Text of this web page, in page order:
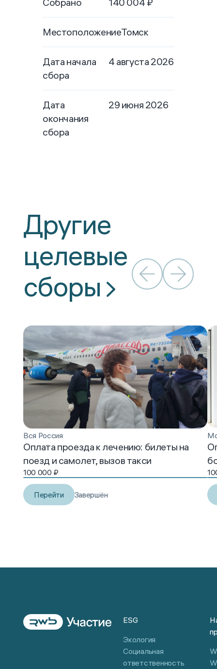
МестоположениеТомск
Дата начала
сбора
4 августа 2026
Дата
окончания
сбора
29 июня 2026
Другие
целевые
сборы
Вся Россия
Оплата проезда к лечению: билеты на
поезд и самолет, вызов такси
100 000 ₽
Перейти Завершён
ESG
Экология
Социальная
ответственность